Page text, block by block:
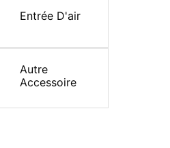
Entrée D'air
Autre
Accessoire